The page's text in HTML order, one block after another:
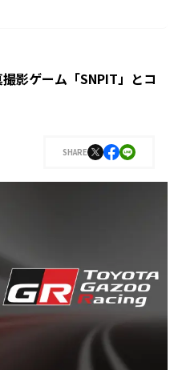
影ゲーム「SNPIT」とコ
SHARE